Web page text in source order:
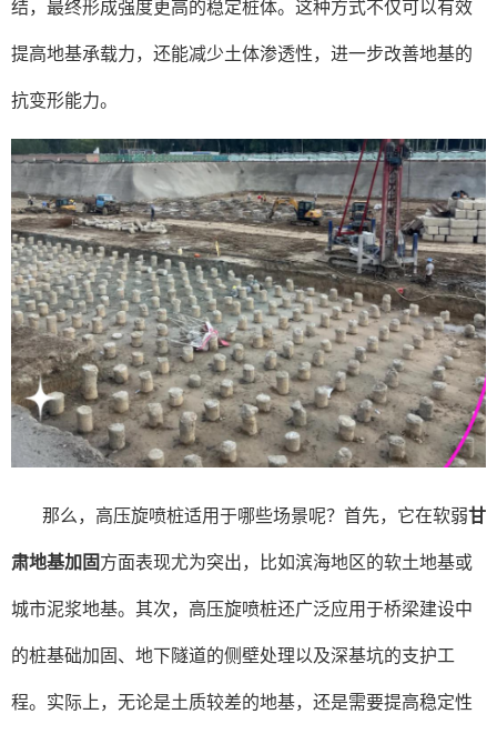
结，最终形成强度更高的稳定桩体。这种方式不仅可以有效
提高地基承载力，还能减少土体渗透性，进一步改善地基的
抗变形能力。
那么，高压旋喷桩适用于哪些场景呢？首先，它在软弱甘
肃地基加固方面表现尤为突出，比如滨海地区的软土地基或
城市泥浆地基。其次，高压旋喷桩还广泛应用于桥梁建设中
的桩基础加固、地下隧道的侧壁处理以及深基坑的支护工
程。实际上，无论是土质较差的地基，还是需要提高稳定性